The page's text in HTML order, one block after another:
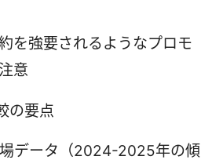
を強要されるようなプロモ
意
の要点
データ（2024-2025年の傾